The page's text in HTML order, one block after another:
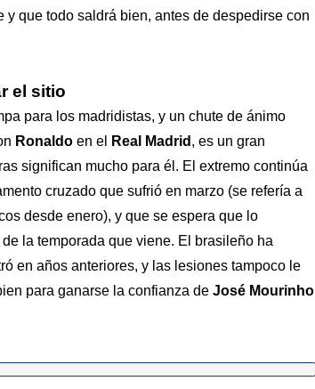
y que todo saldrá bien, antes de despedirse con
el sitio
para los madridistas, y un chute de ánimo
Ronaldo en el Real Madrid , es un gran
significan mucho para él. El extremo continúa
cruzado que sufrió en marzo (se refería a
desde enero), y que se espera que lo
la temporada que viene. El brasileño ha
en años anteriores, y las lesiones tampoco le
para ganarse la confianza de José Mourinho